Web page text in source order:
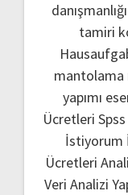
danışmanlığı
tamiri
mantolama
yapımı
Ücretleri
İstiyorum
Ücretleri
Veri Analizi